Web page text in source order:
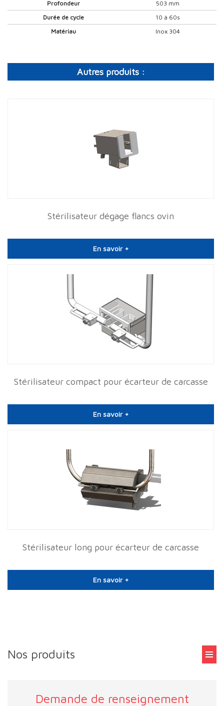
Profondeur
503 mm
Durée de cycle
10 à 60s
Matériau
Inox 304
Autres produits :
Stérilisateur dégage flancs ovin
En savoir +
Stérilisateur compact pour écarteur de carcasse
En savoir +
Stérilisateur long pour écarteur de carcasse
En savoir +
Nos produits
Demande de renseignement